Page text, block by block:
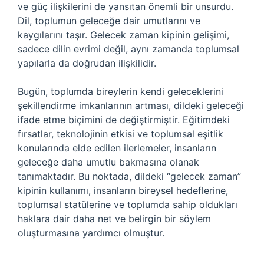
ve güç ilişkilerini de yansıtan önemli bir unsurdu.
Dil, toplumun geleceğe dair umutlarını ve
kaygılarını taşır. Gelecek zaman kipinin gelişimi,
sadece dilin evrimi değil, aynı zamanda toplumsal
yapılarla da doğrudan ilişkilidir.
Bugün, toplumda bireylerin kendi geleceklerini
şekillendirme imkanlarının artması, dildeki geleceği
ifade etme biçimini de değiştirmiştir. Eğitimdeki
fırsatlar, teknolojinin etkisi ve toplumsal eşitlik
konularında elde edilen ilerlemeler, insanların
geleceğe daha umutlu bakmasına olanak
tanımaktadır. Bu noktada, dildeki “gelecek zaman”
kipinin kullanımı, insanların bireysel hedeflerine,
toplumsal statülerine ve toplumda sahip oldukları
haklara dair daha net ve belirgin bir söylem
oluşturmasına yardımcı olmuştur.